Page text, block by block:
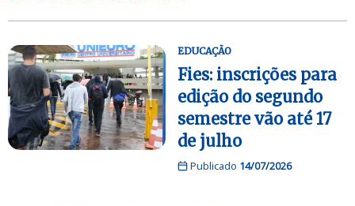
EDUCAÇÃO
Fies: inscrições para
edição do segundo
semestre vão até 17
de julho
Publicado 14/07/2026